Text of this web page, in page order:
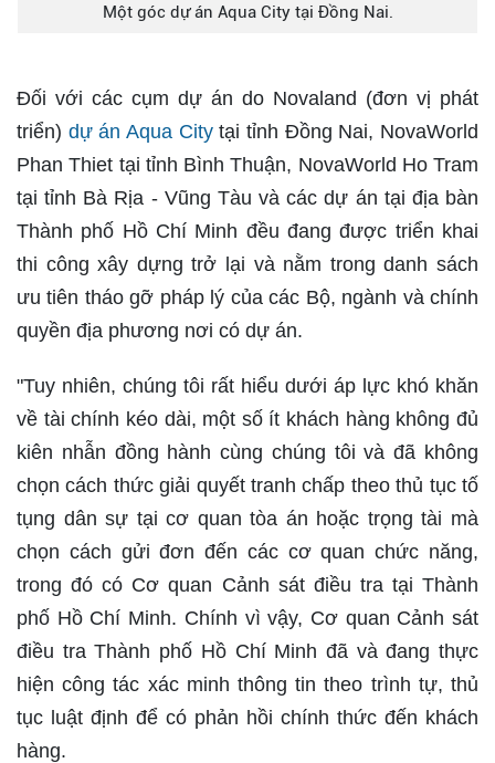
Một góc dự án Aqua City tại Đồng Nai.
Đối với các cụm dự án do Novaland (đơn vị phát
triển) dự án Aqua Citytại tỉnh Đồng Nai, NovaWorld
Phan Thiet tại tỉnh Bình Thuận, NovaWorld Ho Tram
tại tỉnh Bà Rịa - Vũng Tàu và các dự án tại địa bàn
Thành phố Hồ Chí Minh đều đang được triển khai
thi công xây dựng trở lại và nằm trong danh sách
ưu tiên tháo gỡ pháp lý của các Bộ, ngành và chính
quyền địa phương nơi có dự án.
"Tuy nhiên, chúng tôi rất hiểu dưới áp lực khó khăn
về tài chính kéo dài, một số ít khách hàng không đủ
kiên nhẫn đồng hành cùng chúng tôi và đã không
chọn cách thức giải quyết tranh chấp theo thủ tục tố
tụng dân sự tại cơ quan tòa án hoặc trọng tài mà
chọn cách gửi đơn đến các cơ quan chức năng,
trong đó có Cơ quan Cảnh sát điều tra tại Thành
phố Hồ Chí Minh. Chính vì vậy, Cơ quan Cảnh sát
điều tra Thành phố Hồ Chí Minh đã và đang thực
hiện công tác xác minh thông tin theo trình tự, thủ
tục luật định để có phản hồi chính thức đến khách
hàng.